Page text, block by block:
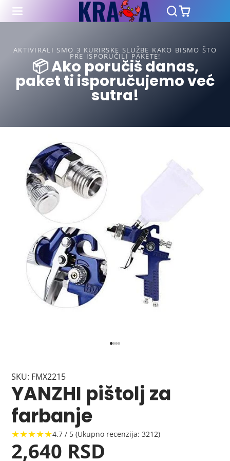
AKTIVIRALI SMO 3 KURIRSKE SLUŽBE KAKO BISMO ŠTO
PRE ISPORUČILI PAKETE!
📦 Ako poručiš danas,
paket ti isporučujemo već
sutra!
SKU: FMX2215
YANZHI pištolj za
farbanje
★★★★★4.7 / 5 (Ukupno recenzija: 3212)
2,640 RSD